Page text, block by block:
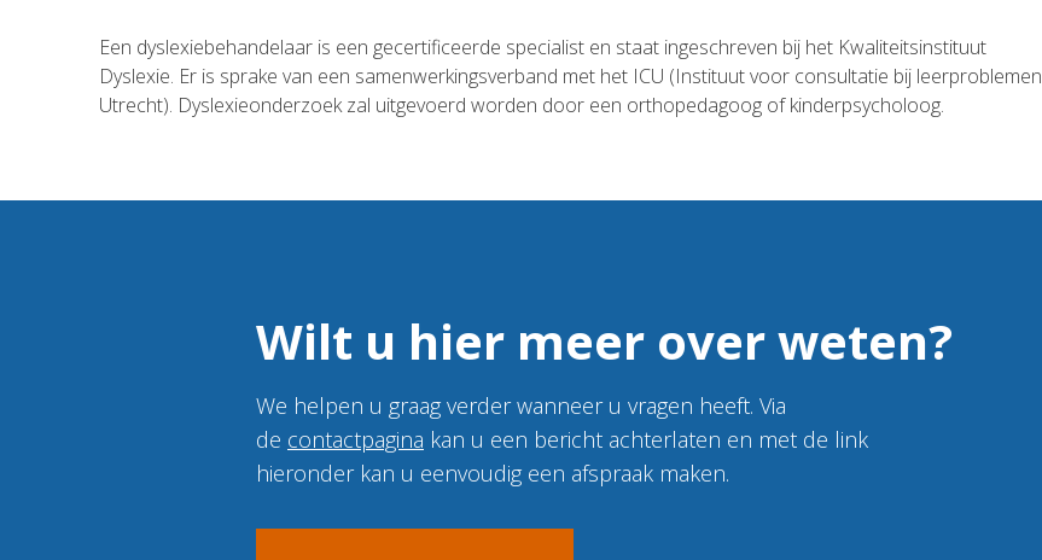
Een dyslexiebehandelaar is een gecertificeerde specialist en staat ingeschreven bij het Kwaliteitsinstituut
Dyslexie. Er is sprake van een samenwerkingsverband met het ICU (Instituut voor consultatie bij leerproblemen
Utrecht). Dyslexieonderzoek zal uitgevoerd worden door een orthopedagoog of kinderpsycholoog.
Wilt u hier meer over weten?
We helpen u graag verder wanneer u vragen heeft. Via
de contactpagina kan u een bericht achterlaten en met de link
hieronder kan u eenvoudig een afspraak maken.